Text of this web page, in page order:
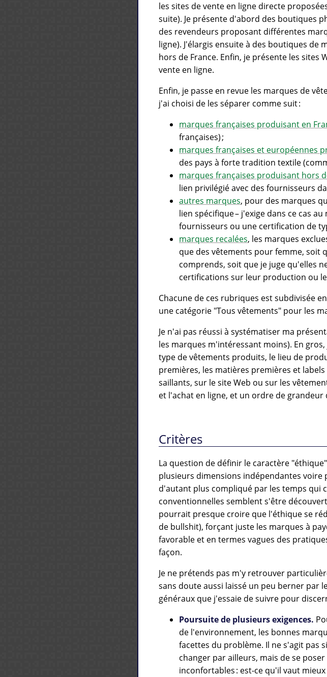
les sites de vente en ligne directe
suite). Je présente d'abord des boutiques
des revendeurs proposant différentes
ligne). J'élargis ensuite à des boutiques de
hors de France. Enfin, je présente les
vente en ligne.
Enfin, je passe en revue les marques de
j'ai choisi de les séparer comme suit :
marques françaises produisant en
françaises) ;
marques françaises et européennes
des pays à forte tradition textile
marques françaises produisant hors
lien privilégié avec des fournisseurs
autres marques, pour des marques
lien spécifique – j'exige dans ce cas
fournisseurs ou une certification de
marques recalées, les marques
que des vêtements pour femme, soit
comprends, soit que je juge qu'elles
certifications sur leur production ou
Chacune de ces rubriques est subdivisée
une catégorie "Tous vêtements" pour les
Je n'ai pas réussi à systématiser ma
les marques m'intéressant moins). En
type de vêtements produits, le lieu de
premières, les matières premières et
saillants, sur le site Web ou sur les
et l'achat en ligne, et un ordre de grandeur
Critères
La question de définir le caractère
plusieurs dimensions indépendantes voire
d'autant plus compliqué par les temps qui
conventionnelles semblent s'être
pourrait presque croire que l'éthique se
de bullshit), forçant juste les marques à
favorable et en termes vagues des
façon.
Je ne prétends pas m'y retrouver
sans doute aussi laissé un peu berner par
généraux que j'essaie de suivre pour
Poursuite de plusieurs exigences.
de l'environnement, les bonnes
facettes du problème. Il ne s'agit pas
changer par ailleurs, mais de se
inconfortables : est-ce qu'il vaut